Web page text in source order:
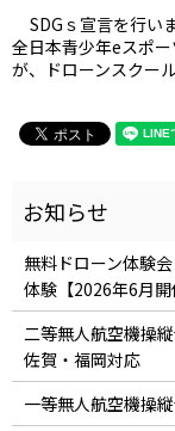
SDGｓ宣言を行い
全⽇本⻘少年eスポ
が、ドローンスクー
無料ドローン体験
体験【2026年6月開
二等無人航空機操
佐賀・福岡対応
一等無人航空機操